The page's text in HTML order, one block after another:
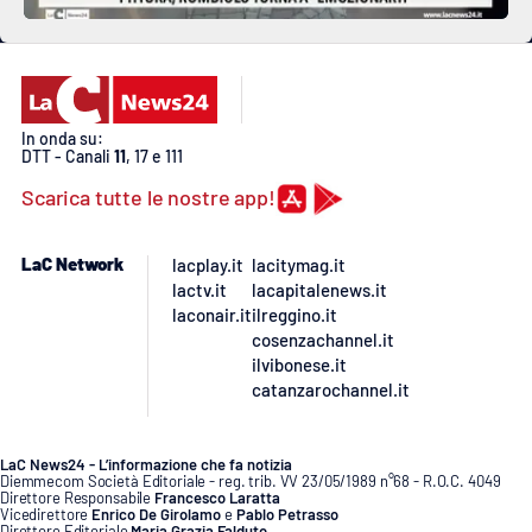
In onda su:
DTT - Canali 11, 17 e 111
Scarica tutte le nostre app!
LaC Network
lacplay.it
lactv.it
laconair.it
lacitymag.it
lacapitalenews.it
ilreggino.it
cosenzachannel.it
ilvibonese.it
catanzarochannel.it
LaC News24 - L’informazione che fa notizia
Diemmecom Società Editoriale - reg. trib. VV 23/05/1989 n°68 - R.O.C. 4049
Direttore Responsabile Francesco Laratta
Vicedirettore Enrico De GirolamoePablo Petrasso